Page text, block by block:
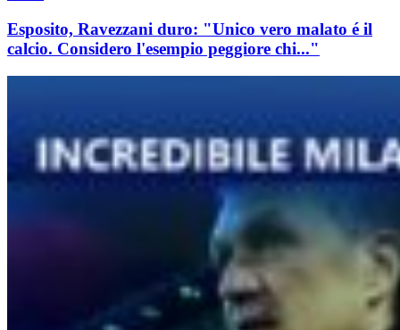
Esposito, Ravezzani duro: "Unico vero malato é il
calcio. Considero l'esempio peggiore chi..."